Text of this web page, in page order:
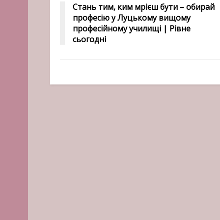
Стань тим, ким мрієш бути – обирай
професію у Луцькому вищому
професійному училищі | Рівне
сьогодні